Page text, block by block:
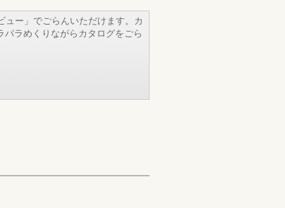
ュー」でごらんいただけます。カ
パラめくりながらカタログをごら